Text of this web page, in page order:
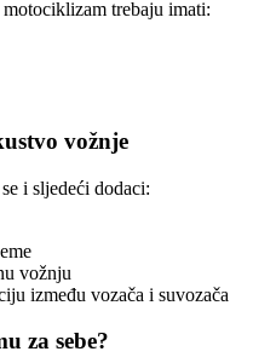
trebaju imati:
vožnje
i sljedeći dodaci:
vožnju
između vozača i suvozača
za sebe?